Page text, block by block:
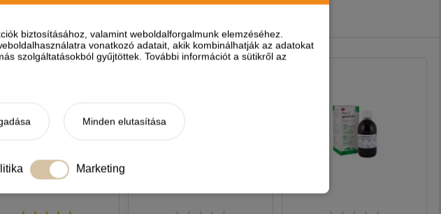
biztosításához, valamint weboldalforgalmunk elemzéséhez.
vonatkozó adatait, akik kombinálhatják az adatokat
szolgáltatásokból gyűjtöttek. További információt a sütikről az
Minden elutasítása
Marketing